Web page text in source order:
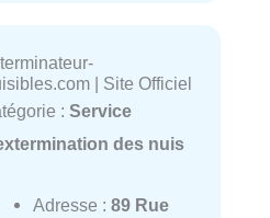
| Site Officiel
: Service
des nuis
Adresse : 89 Rue